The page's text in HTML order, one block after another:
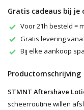
Gratis cadeaus bij je
Voor 21h besteld =
Gratis levering
Bij elke aankoop
Productomschrijving
STMNT Aftershave
scheerroutine willen